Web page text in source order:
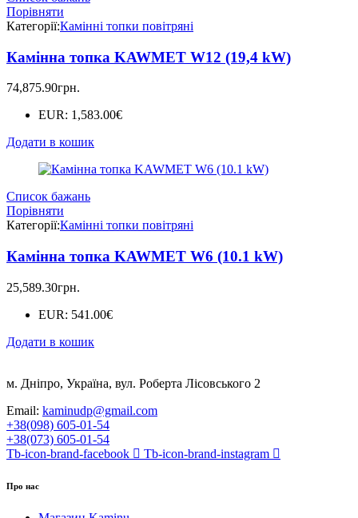
Порівняти
Категорії:Камінні топки повітряні
Камінна топка KAWMET W12 (19,4 kW)
74,875.90грн.
EUR: 1,583.00€
Додати в кошик
Список бажань
Порівняти
Категорії:Камінні топки повітряні
Камінна топка KAWMET W6 (10.1 kW)
25,589.30грн.
EUR: 541.00€
Додати в кошик
м. Дніпро, Україна, вул. Роберта Лісовського 2
Email: kaminudp@gmail.com
+38(098) 605-01-54
+38(073) 605-01-54
Tb-icon-brand-facebook
Tb-icon-brand-instagram
Про нас